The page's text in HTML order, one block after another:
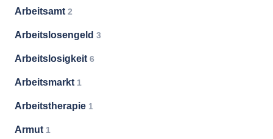
Arbeitsamt 2
Arbeitslosengeld 3
Arbeitslosigkeit 6
Arbeitsmarkt 1
Arbeitstherapie 1
Armut 1